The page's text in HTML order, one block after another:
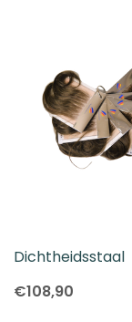
Dichtheidsstaal
€108,90